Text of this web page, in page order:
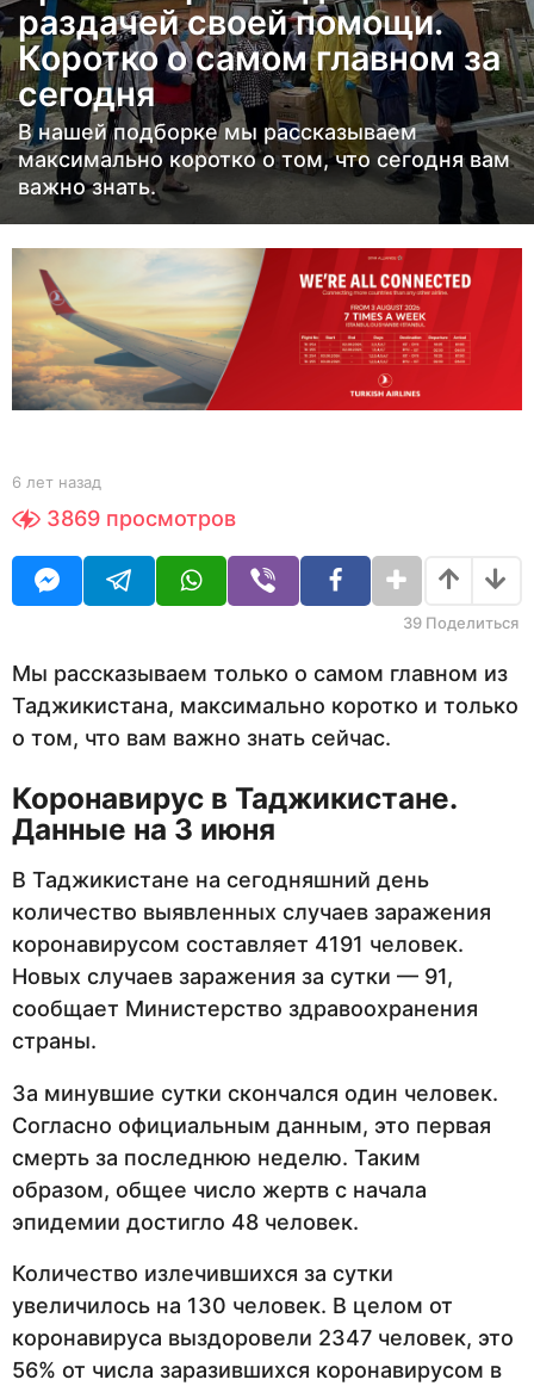
з
а
д
6
л
е
н
з
а
д
раздачей своей помощи.
Коротко о самом главном за
сегодня
В нашей подборке мы рассказываем
максимально коротко о том, что сегодня вам
важно знать.
b
Y
6 лет назад
е
н
3869 просмотров
39 Поделиться
Мы рассказываем только о самом главном из
Таджикистана, максимально коротко и только
о том, что вам важно знать сейчас.
Коронавирус в Таджикистане.
Данные на 3 июня
В Таджикистане на сегодняшний день
количество выявленных случаев заражения
коронавирусом составляет 4191 человек.
Новых случаев заражения за сутки — 91,
сообщает Министерство здравоохранения
страны.
За минувшие сутки скончался один человек.
Согласно официальным данным, это первая
смерть за последнюю неделю. Таким
образом, общее число жертв с начала
эпидемии достигло 48 человек.
Количество излечившихся за сутки
увеличилось на 130 человек. В целом от
коронавируса выздоровели 2347 человек, это
56% от числа заразившихся коронавирусом в